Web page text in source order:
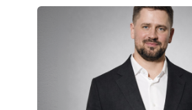
КОТОРЫЕ
РАЗВИВАЮТ
ТЕХНОЛОГИЧЕСКОЕ
ОБРАЗОВАНИЕ
ТАДЖИКИСТАНА